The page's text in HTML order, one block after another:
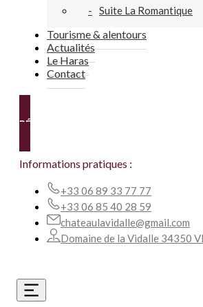
Suite La Romantique
Tourisme & alentours
Actualités
Le Haras
Contact
RÉSERVER
Informations pratiques :
+33 06 89 33 77 77
+33 06 85 40 28 59
chateaulavidalle@gmail.com
Domaine de la Vidalle 34350